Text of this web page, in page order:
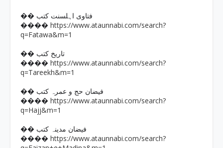
�� فتاوی اہلسنت کتب
���� https://www.ataunnabi.com/search?
q=Fatawa&m=1
�� تاریخ کتب
���� https://www.ataunnabi.com/search?
q=Tareekh&m=1
�� فیضان حج و عمرہ کتب
���� https://www.ataunnabi.com/search?
q=Hajj&m=1
�� فیضان مدینہ کتب
���� https://www.ataunnabi.com/search?